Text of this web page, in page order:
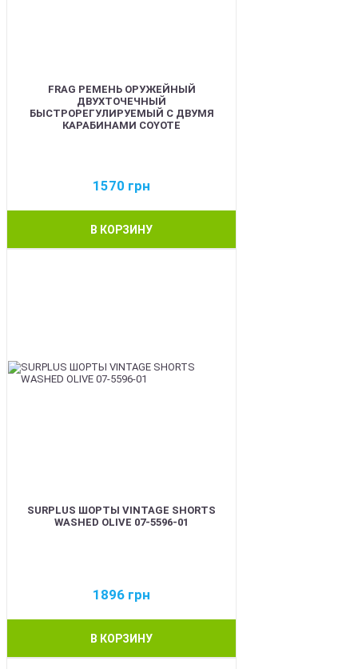
FRAG РЕМЕНЬ ОРУЖЕЙНЫЙ
ДВУХТОЧЕЧНЫЙ
БЫСТРОРЕГУЛИРУЕМЫЙ С ДВУМЯ
КАРАБИНАМИ COYOTE
1570 грн
В КОРЗИНУ
SURPLUS ШОРТЫ VINTAGE SHORTS
WASHED OLIVE 07-5596-01
1896 грн
В КОРЗИНУ